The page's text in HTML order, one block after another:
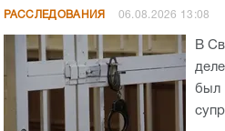
РАССЛЕДОВАНИЯ 06.08.2026 13:08
В
был